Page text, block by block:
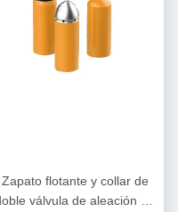
Zapato flotante y collar de
válvula de aleación de